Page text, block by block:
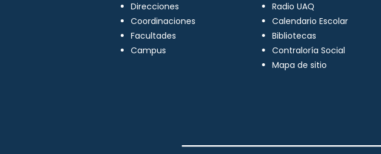
Direcciones
Coordinaciones
Facultades
Campus
Radio UAQ
Calendario Escolar
Bibliotecas
Contraloría Social
Mapa de sitio